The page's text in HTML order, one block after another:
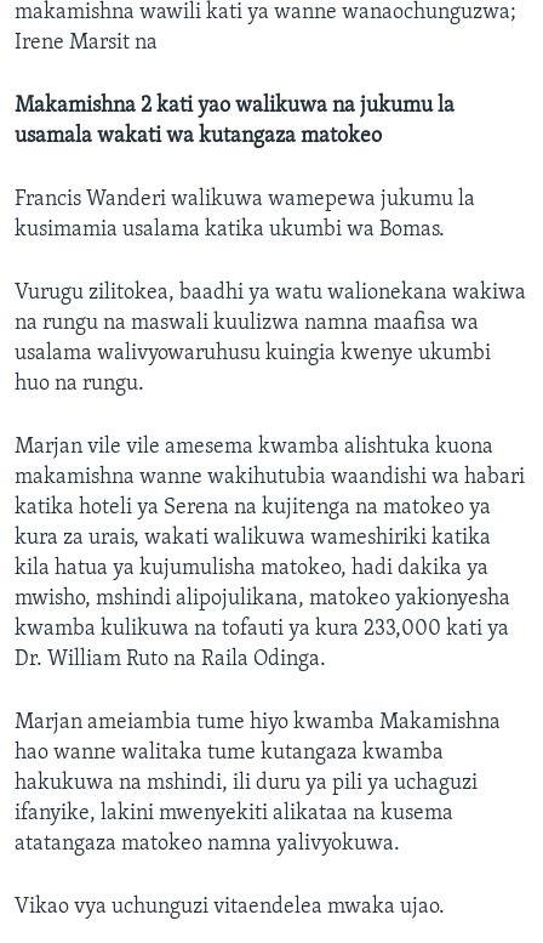
makamishna wawili kati ya wanne wanaochunguzwa;
Irene Marsit na
Makamishna 2 kati yao walikuwa na jukumu la
usamala wakati wa kutangaza matokeo
Francis Wanderi walikuwa wamepewa jukumu la
kusimamia usalama katika ukumbi wa Bomas.
Vurugu zilitokea, baadhi ya watu walionekana wakiwa
na rungu na maswali kuulizwa namna maafisa wa
usalama walivyowaruhusu kuingia kwenye ukumbi
huo na rungu.
Marjan vile vile amesema kwamba alishtuka kuona
makamishna wanne wakihutubia waandishi wa habari
katika hoteli ya Serena na kujitenga na matokeo ya
kura za urais, wakati walikuwa wameshiriki katika
kila hatua ya kujumulisha matokeo, hadi dakika ya
mwisho, mshindi alipojulikana, matokeo yakionyesha
kwamba kulikuwa na tofauti ya kura 233,000 kati ya
Dr. William Ruto na Raila Odinga.
Marjan ameiambia tume hiyo kwamba Makamishna
hao wanne walitaka tume kutangaza kwamba
hakukuwa na mshindi, ili duru ya pili ya uchaguzi
ifanyike, lakini mwenyekiti alikataa na kusema
atatangaza matokeo namna yalivyokuwa.
Vikao vya uchunguzi vitaendelea mwaka ujao.